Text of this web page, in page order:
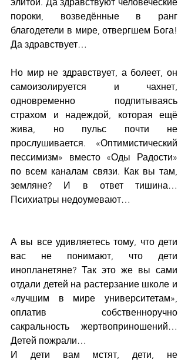
пороки, возведённые в ранг
благодетели в мире, отвергшем Бога!
Да здравствует…
Но мир не здравствует, а болеет, он
самоизолируется и чахнет,
одновременно подпитываясь
страхом и надеждой, которая ещё
жива, но пульс почти не
прослушивается. «Оптимистический
пессимизм» вместо «Оды Радости»
по всем каналам связи. Как вы там,
земляне? И в ответ тишина…
Психиатры недоумевают…
А вы все удивляетесь тому, что дети
вас не понимают, что дети
инопланетяне? Так это же вы сами
отдали детей на растерзание школе и
«лучшим в мире университетам»,
оплатив собственноручно
сакральность жертвоприношений…
Детей пожрали…
И дети вам мстят, дети, не